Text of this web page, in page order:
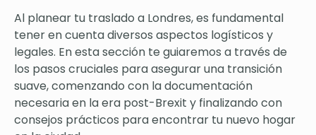
Al planear tu traslado a Londres, es fundamental
tener en cuenta diversos aspectos logísticos y
legales. En esta sección te guiaremos a través de
los pasos cruciales para asegurar una transición
suave, comenzando con la documentación
necesaria en la era post-Brexit y finalizando con
consejos prácticos para encontrar tu nuevo hogar